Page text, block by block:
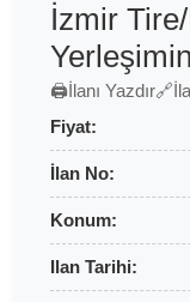
İzmir
🖨️İlanı Yazdır🔗
Fiyat:
İlan No:
Konum:
Ilan Tarihi: